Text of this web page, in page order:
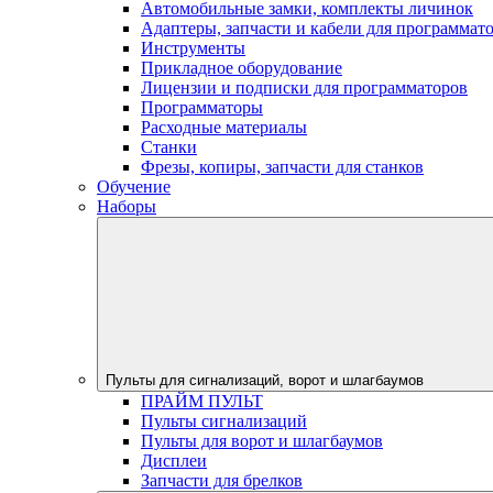
Автомобильные замки, комплекты личинок
Адаптеры, запчасти и кабели для
Инструменты
Прикладное оборудование
Лицензии и подписки для программаторов
Программаторы
Расходные материалы
Станки
Фрезы, копиры, запчасти для станков
Обучение
Наборы
Пульты для сигнализаций, ворот и шлагбаумов
ПРАЙМ ПУЛЬТ
Пульты сигнализаций
Пульты для ворот и шлагбаумов
Дисплеи
Запчасти для брелков